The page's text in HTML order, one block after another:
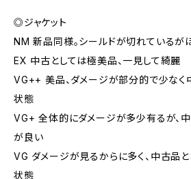
◎ジャケット
NM 新品同様。シールドが切れているが
EX 中古としては極美品、一見して綺麗
VG++ 美品、ダメージが部分的で少なく
状態
VG+ 全体的にダメージが多少有るが、
が良い
VG ダメージが見るからに多く、中古品
状態